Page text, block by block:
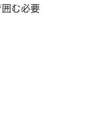
む必要